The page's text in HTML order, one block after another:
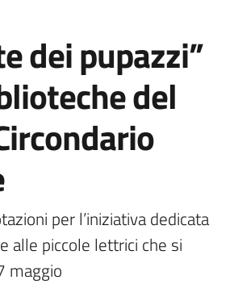
dei pupazzi”
del
per l’iniziativa dedicata
alle piccole lettrici che si
maggio